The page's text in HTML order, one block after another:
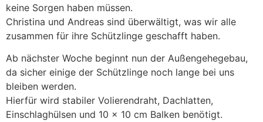
keine Sorgen haben müssen.
Christina und Andreas sind überwältigt, was wir alle
zusammen für ihre Schützlinge geschafft haben.
Ab nächster Woche beginnt nun der Außengehegebau,
da sicher einige der Schützlinge noch lange bei uns
bleiben werden.
Hierfür wird stabiler Volierendraht, Dachlatten,
Einschlaghülsen und 10 x 10 cm Balken benötigt.